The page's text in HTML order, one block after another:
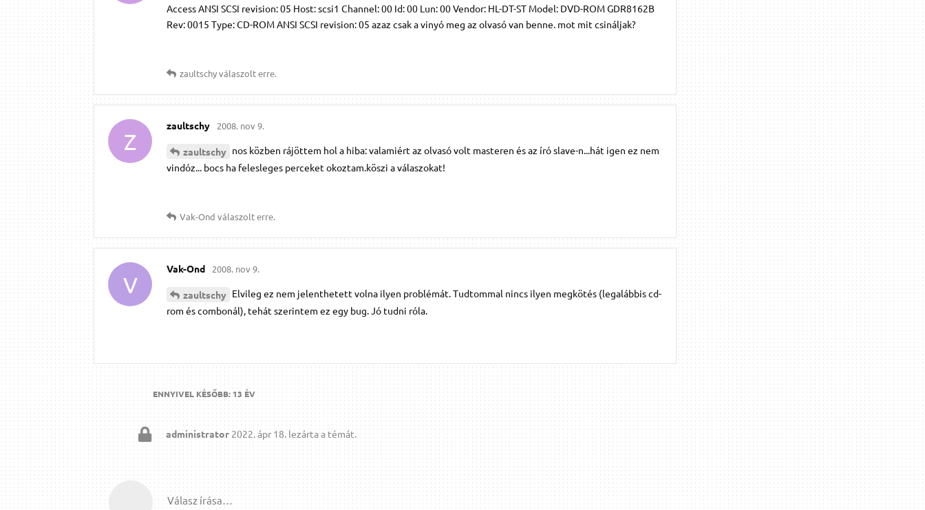
Access ANSI SCSI revision: 05 Host: scsi1 Channel: 00 Id: 00 Lun: 00 Vendor: HL-DT-ST Model: DVD-ROM GDR8162B
Rev: 0015 Type: CD-ROM ANSI SCSI revision: 05 azaz csak a vinyó meg az olvasó van benne. mot mit csináljak?
zaultschyválaszolt erre.
Z
zaultschy 2008. nov 9.
zaultschy nos közben rájöttem hol a hiba: valamiért az olvasó volt masteren és az író slave-n...hát igen ez nem
vindóz... bocs ha felesleges perceket okoztam.köszi a válaszokat!
Vak-Ond válaszolt erre.
V
Vak-Ond 2008. nov 9.
zaultschy Elvileg ez nem jelenthetett volna ilyen problémát. Tudtommal nincs ilyen megkötés (legalábbis cd-
rom és combonál), tehát szerintem ez egy bug. Jó tudni róla.
ENNYIVEL KÉSŐBB:13 ÉV
administrator 2022. ápr 18. lezárta a témát.
Válasz írása…